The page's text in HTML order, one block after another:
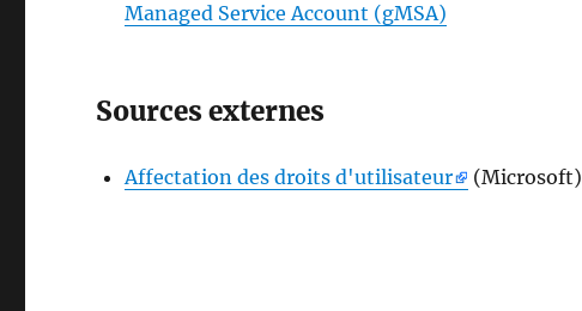
Managed Service Account (gMSA)
Sources externes
Affectation des droits d'utilisateur (Microsoft)